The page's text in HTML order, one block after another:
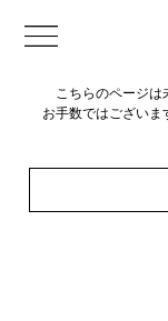
こちらのページは
お手数ではございま